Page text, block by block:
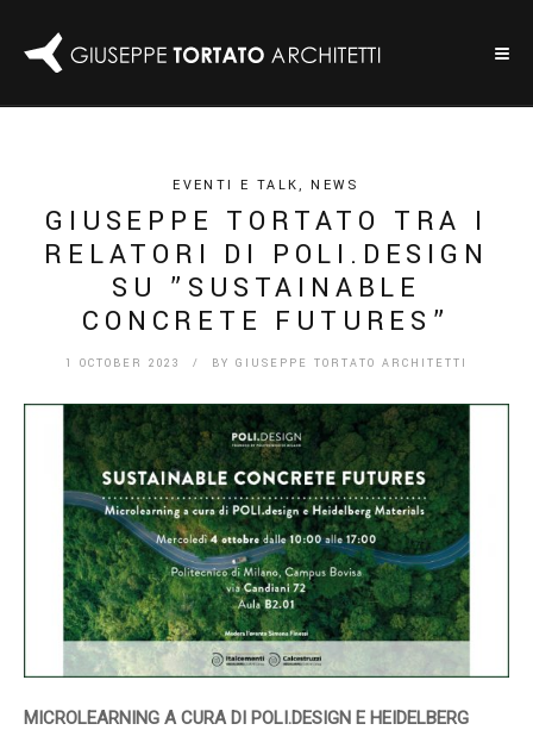
EVENTI E TALK,NEWS
GIUSEPPE TORTATO TRA I
RELATORI DI POLI.DESIGN
SU ”SUSTAINABLE
CONCRETE FUTURES”
1 OCTOBER 2023 / BY GIUSEPPE TORTATO ARCHITETTI
MICROLEARNING A CURA DI POLI.DESIGN E HEIDELBERG